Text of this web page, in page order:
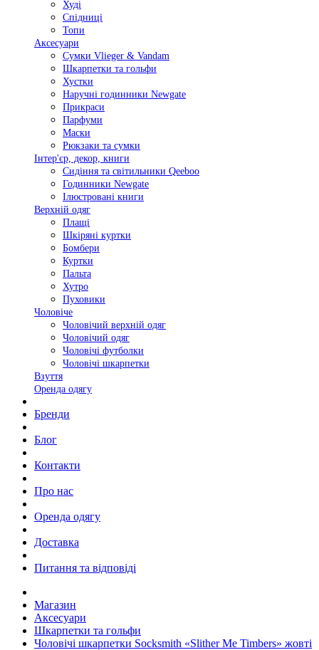
Худі
Спідниці
Топи
Аксесуари
Сумки Vlieger & Vandam
Шкарпетки та гольфи
Хустки
Наручні годинники Newgate
Прикраси
Парфуми
Маски
Рюкзаки та сумки
Інтер'єр, декор, книги
Сидіння та світильники Qeeboo
Годинники Newgate
Ілюстровані книги
Верхній одяг
Плащі
Шкіряні куртки
Бомбери
Куртки
Пальта
Хутро
Пуховики
Чоловіче
Чоловічий верхній одяг
Чоловічий одяг
Чоловічі футболки
Чоловічі шкарпетки
Взуття
Оренда одягу
Бренди
Блог
Контакти
Про нас
Оренда одягу
Доставка
Питання та відповіді
Магазин
Аксесуари
Шкарпетки та гольфи
Чоловічі шкарпетки Socksmith «Slither Me Timbers» жовті